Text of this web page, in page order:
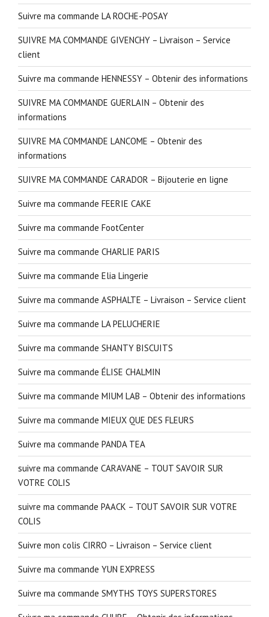
Suivre ma commande LA ROCHE-POSAY
SUIVRE MA COMMANDE GIVENCHY – Livraison – Service
client
Suivre ma commande HENNESSY – Obtenir des informations
SUIVRE MA COMMANDE GUERLAIN – Obtenir des
informations
SUIVRE MA COMMANDE LANCOME – Obtenir des
informations
SUIVRE MA COMMANDE CARADOR – Bijouterie en ligne
Suivre ma commande FEERIE CAKE
Suivre ma commande FootCenter
Suivre ma commande CHARLIE PARIS
Suivre ma commande Elia Lingerie
Suivre ma commande ASPHALTE – Livraison – Service client
Suivre ma commande LA PELUCHERIE
Suivre ma commande SHANTY BISCUITS
Suivre ma commande ÉLISE CHALMIN
Suivre ma commande MIUM LAB – Obtenir des informations
Suivre ma commande MIEUX QUE DES FLEURS
Suivre ma commande PANDA TEA
suivre ma commande CARAVANE – TOUT SAVOIR SUR
VOTRE COLIS
suivre ma commande PAACK – TOUT SAVOIR SUR VOTRE
COLIS
Suivre mon colis CIRRO – Livraison – Service client
Suivre ma commande YUN EXPRESS
Suivre ma commande SMYTHS TOYS SUPERSTORES